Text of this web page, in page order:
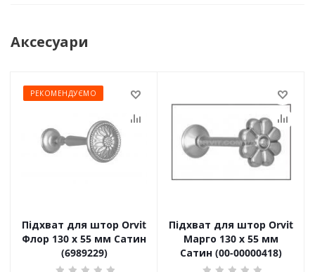
Аксесуари
РЕКОМЕНДУЄМО
Підхват для штор Orvit
Флор 130 х 55 мм Сатин
(6989229)
Підхват для штор Orvit
Марго 130 х 55 мм
Сатин (00-00000418)